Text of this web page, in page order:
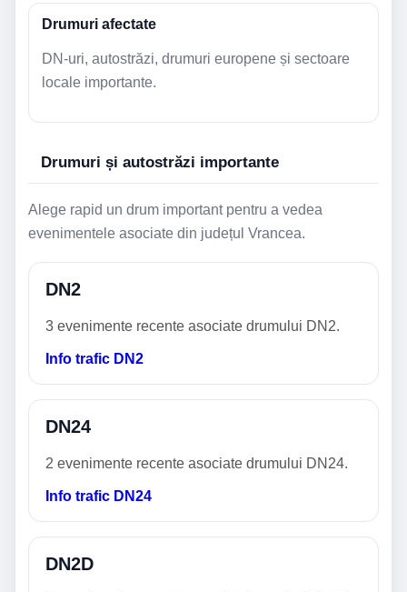
Drumuri afectate
DN-uri, autostrăzi, drumuri europene și sectoare
locale importante.
Drumuri și autostrăzi importante
Alege rapid un drum important pentru a vedea
evenimentele asociate din județul Vrancea.
DN2
3 evenimente recente asociate drumului DN2.
Info trafic DN2
DN24
2 evenimente recente asociate drumului DN24.
Info trafic DN24
DN2D